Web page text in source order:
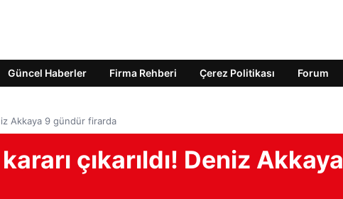
Güncel Haberler Firma Rehberi Çerez Politikası Forum
Akkaya 9 gündür firarda
çıkarıldı! Deniz Akkaya